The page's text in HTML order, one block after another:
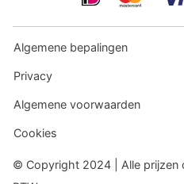
© Copyright 2024 | Alle prijzen
Algemene bepalingen
Privacy
Algemene voorwaarden
Cookies